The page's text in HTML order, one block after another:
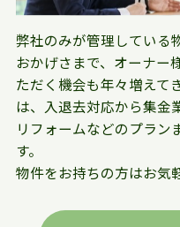
弊社のみが管理している
おかげさまで、オーナー
ただく機会も年々増えて
は、入退去対応から集金
リフォームなどのプラン
す。
物件をお持ちの方はお気